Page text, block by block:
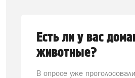
Есть ли у вас
животные?
В опросе уже проголосовали